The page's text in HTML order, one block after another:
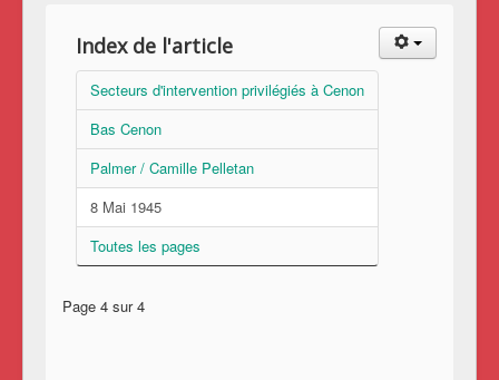
Index de l'article
Secteurs d'intervention privilégiés à Cenon
Bas Cenon
Palmer / Camille Pelletan
8 Mai 1945
Toutes les pages
Page 4 sur 4